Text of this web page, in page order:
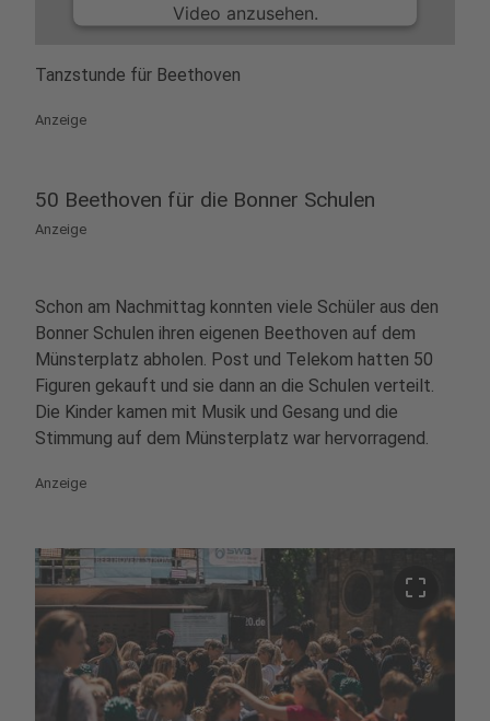
Video anzusehen.
Tanzstunde für Beethoven
Anzeige
50 Beethoven für die Bonner Schulen
Anzeige
Schon am Nachmittag konnten viele Schüler aus den
Bonner Schulen ihren eigenen Beethoven auf dem
Münsterplatz abholen. Post und Telekom hatten 50
Figuren gekauft und sie dann an die Schulen verteilt.
Die Kinder kamen mit Musik und Gesang und die
Stimmung auf dem Münsterplatz war hervorragend.
Anzeige
crop_free